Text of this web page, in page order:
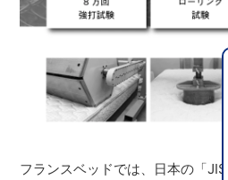
フランスベッドでは、日本の「